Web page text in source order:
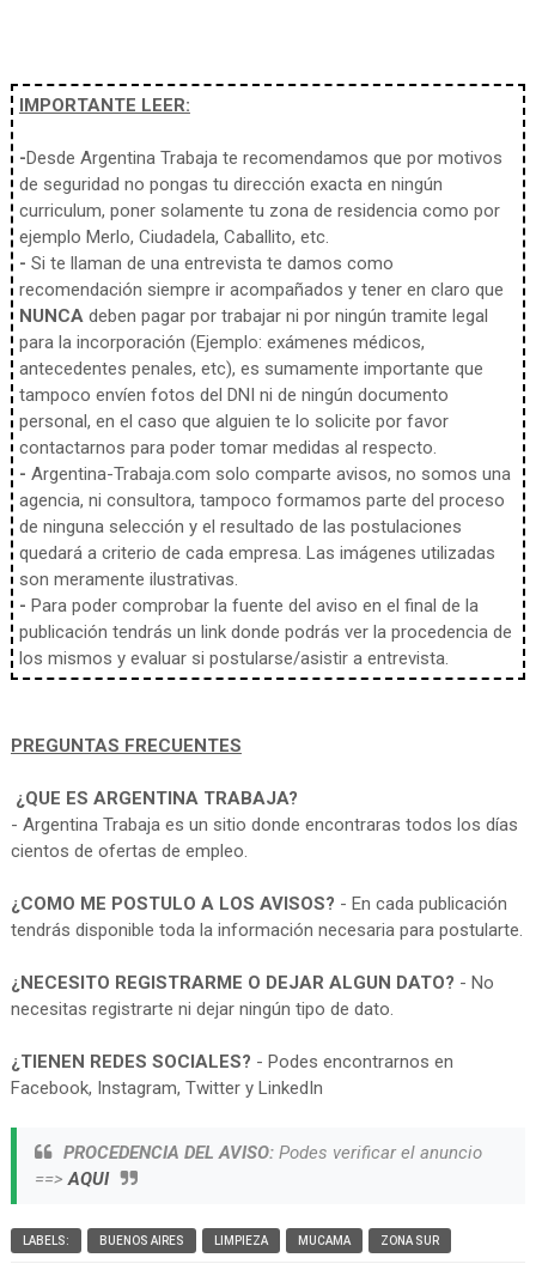
IMPORTANTE LEER:
-Desde Argentina Trabaja te recomendamos que por motivos
de seguridad no pongas tu dirección exacta en ningún
curriculum, poner solamente tu zona de residencia como por
ejemplo Merlo, Ciudadela, Caballito, etc.
- Si te llaman de una entrevista te damos como
recomendación siempre ir acompañados y tener en claro que
NUNCAdeben pagar por trabajar ni por ningún tramite legal
para la incorporación (Ejemplo: exámenes médicos,
antecedentes penales, etc), es sumamente importante que
tampoco envíen fotos del DNI ni de ningún documento
personal, en el caso que alguien te lo solicite por favor
contactarnos para poder tomar medidas al respecto.
- Argentina-Trabaja.com solo comparte avisos, no somos una
agencia, ni consultora, tampoco formamos parte del proceso
de ninguna selección y el resultado de las postulaciones
quedará a criterio de cada empresa. Las imágenes utilizadas
son meramente ilustrativas.
- Para poder comprobar la fuente del aviso en el final de la
publicación tendrás un link donde podrás ver la procedencia de
los mismos y evaluar si postularse/asistir a entrevista.
PREGUNTAS FRECUENTES
¿QUE ES ARGENTINA TRABAJA?
- Argentina Trabaja es un sitio donde encontraras todos los días
cientos de ofertas de empleo.
¿COMO ME POSTULO A LOS AVISOS? - En cada publicación
tendrás disponible toda la información necesaria para postularte.
¿NECESITO REGISTRARME O DEJAR ALGUN DATO? - No
necesitas registrarte ni dejar ningún tipo de dato.
¿TIENEN REDES SOCIALES? - Podes encontrarnos en
Facebook, Instagram, Twitter y LinkedIn
PROCEDENCIA DEL AVISO:Podes verificar el anuncio
==>AQUI
LABELS: BUENOS AIRES LIMPIEZA MUCAMA ZONA SUR